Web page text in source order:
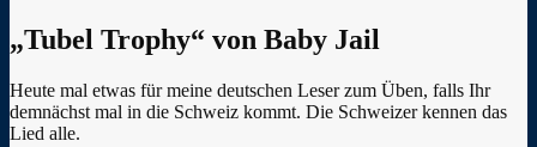
„Tubel Trophy“ von Baby Jail
Heute mal etwas für meine deutschen Leser zum Üben, falls Ihr
demnächst mal in die Schweiz kommt. Die Schweizer kennen das
Lied alle.